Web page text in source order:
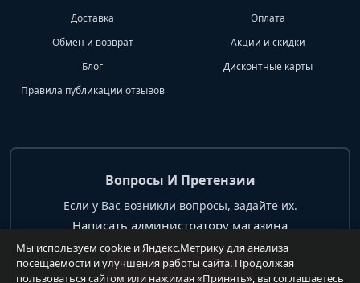
Доставка
Оплата
Обмен и возврат
Акции и скидки
Блог
Дисконтные карты
Правила публикации отзывов
Вопросы И Претензии
Если у Вас возникли вопросы, задайте их.
Написать администратору магазина
+7 904 62 99 428
Мы используем cookie и Яндекс.Метрику для анализа
посещаемости и улучшения работы сайта. Продолжая
пользоваться сайтом или нажимая «Принять», вы соглашаетесь